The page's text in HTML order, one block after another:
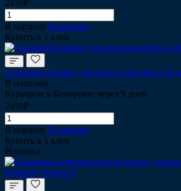
2450₽
В корзину В корзине
Купить в 1 клик
Основной провод для апекслокатора 4-56
В наличии
Курьером в Кемерово: через 5 дней
2450₽
В корзину В корзине
Купить в 1 клик
Новинка